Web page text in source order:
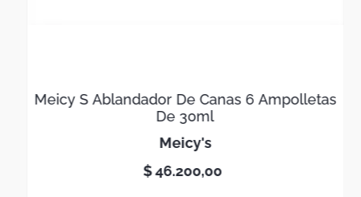
Meicy S Ablandador De Canas 6 Ampolletas
De 30ml
meicy's
$46.200,00